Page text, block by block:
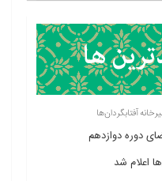
آفتابگردان‌ها
دوره دوازدهم
اعلام شد